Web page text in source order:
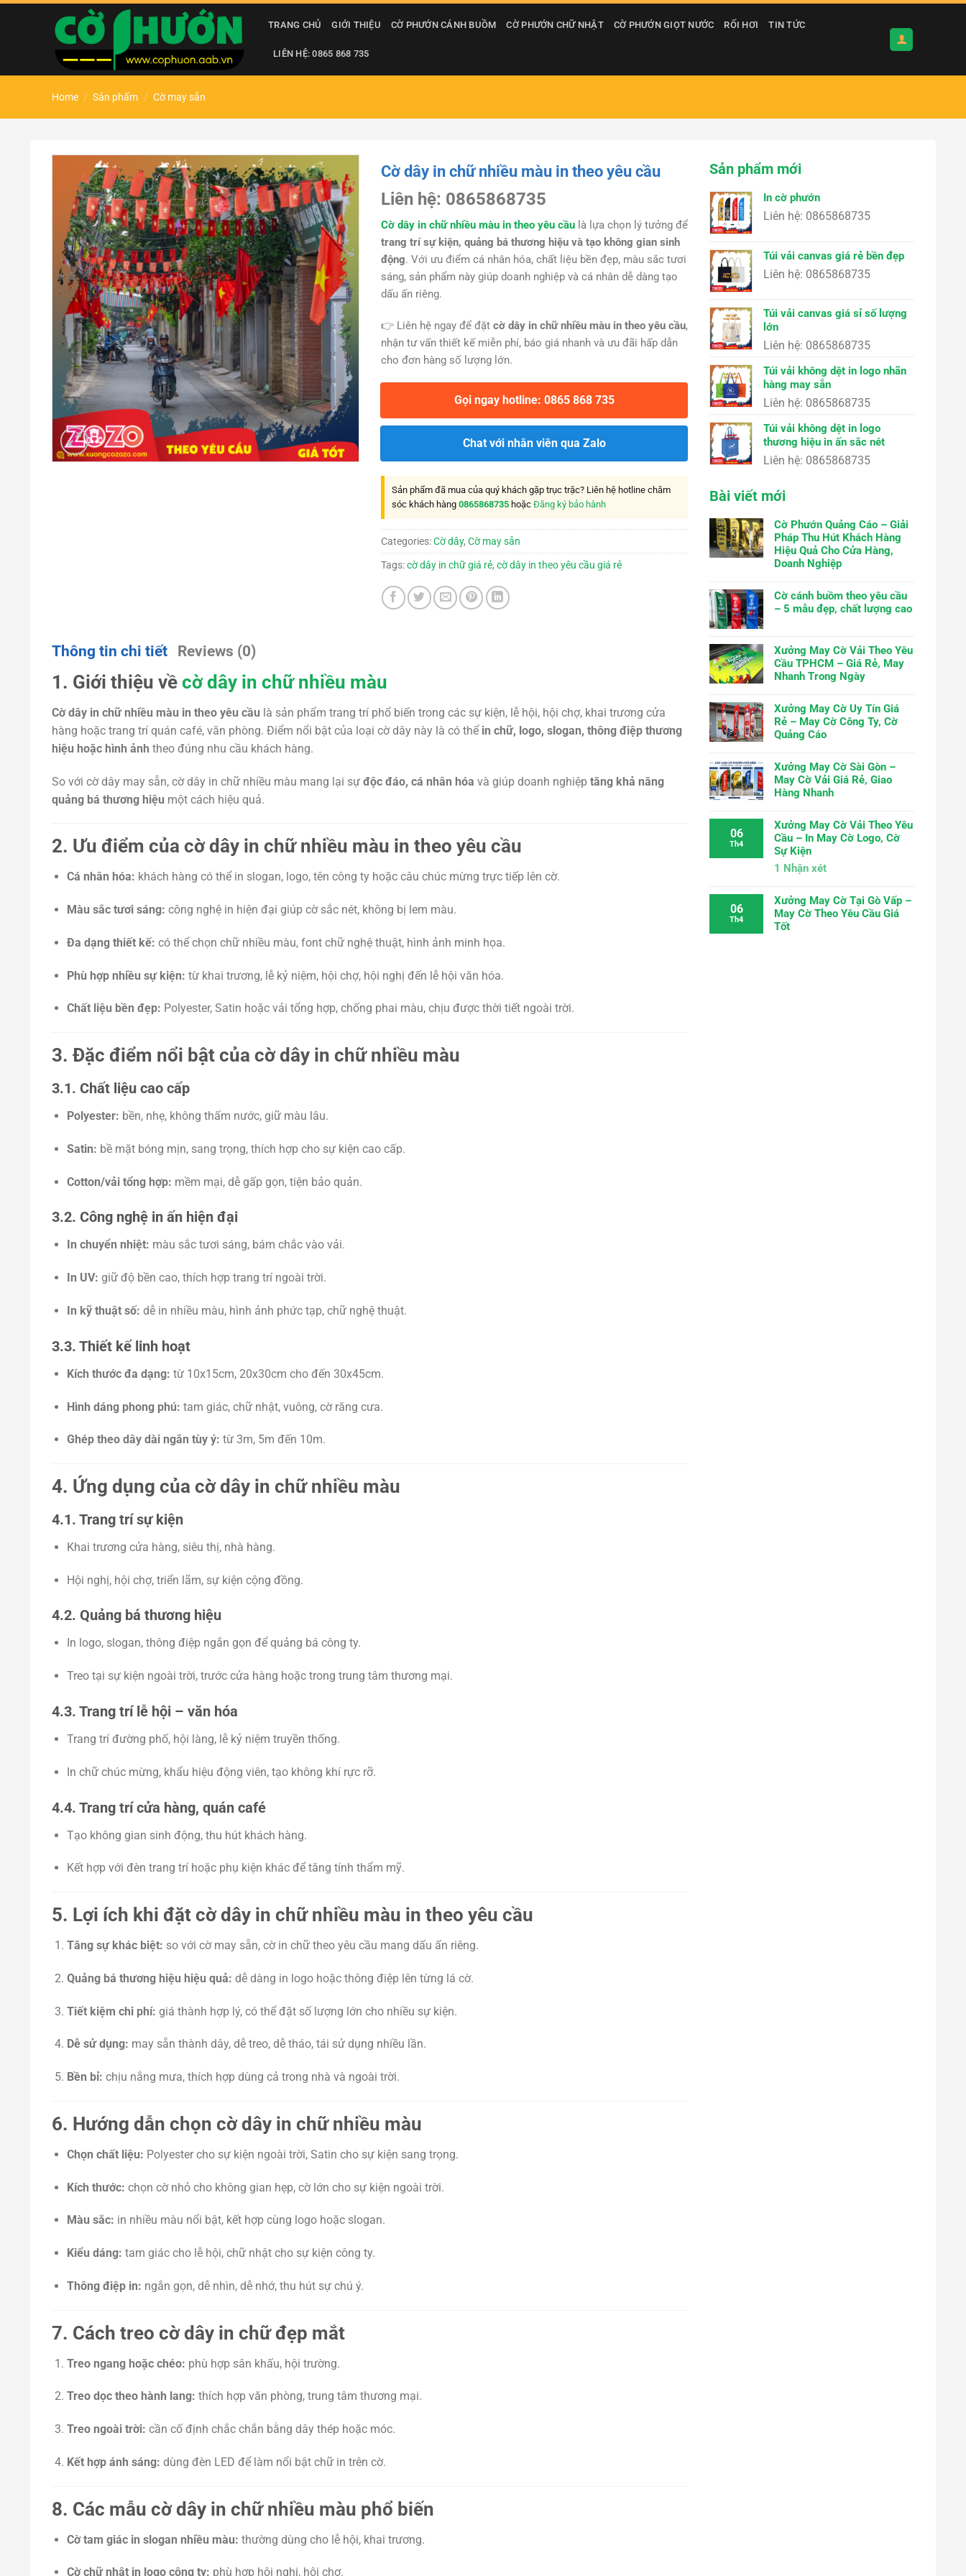
Chuyển
TRANG CHỦ GIỚI THIỆU CỜ PHƯỚN CÁNH BUỒM CỜ PHƯỚN CHỮ NHẬT CỜ PHƯỚN GIỌT NƯỚC RỐI HƠI TIN TỨC
LIÊN HỆ: 0865 868 735
Home / Sản phẩm / Cờ may sẵn
Sản phẩm mới
In cờ phướn
Liên hệ: 0865868735
Túi vải canvas giá rẻ bền đẹp
Liên hệ: 0865868735
Túi vải canvas giá sỉ số lượng
lớn
Liên hệ: 0865868735
Túi vải không dệt in logo nhãn
hàng may sẵn
Liên hệ: 0865868735
Túi vải không dệt in logo
thương hiệu in ấn sắc nét
Liên hệ: 0865868735
Bài viết mới
Cờ Phướn Quảng Cáo – Giải
Pháp Thu Hút Khách Hàng
Hiệu Quả Cho Cửa Hàng,
Doanh Nghiệp
Cờ cánh buồm theo yêu cầu
– 5 mẫu đẹp, chất lượng cao
Xưởng May Cờ Vải Theo Yêu
Cầu TPHCM – Giá Rẻ, May
Nhanh Trong Ngày
Xưởng May Cờ Uy Tín Giá
Rẻ – May Cờ Công Ty, Cờ
Quảng Cáo
Xưởng May Cờ Sài Gòn –
May Cờ Vải Giá Rẻ, Giao
Hàng Nhanh
06
Th4
Xưởng May Cờ Vải Theo Yêu
Cầu – In May Cờ Logo, Cờ
Sự Kiện
1 Nhận xét
06
Th4
Xưởng May Cờ Tại Gò Vấp –
May Cờ Theo Yêu Cầu Giá
Tốt
Cờ dây in chữ nhiều màu in theo yêu cầu
Liên hệ: 0865868735
Cờ dây in chữ nhiều màu in theo yêu cầulà lựa chọn lý tưởng để
trang trí sự kiện, quảng bá thương hiệu và tạo không gian sinh
động. Với ưu điểm cá nhân hóa, chất liệu bền đẹp, màu sắc tươi
sáng, sản phẩm này giúp doanh nghiệp và cá nhân dễ dàng tạo
dấu ấn riêng.
👉 Liên hệ ngay để đặt cờ dây in chữ nhiều màu in theo yêu cầu,
nhận tư vấn thiết kế miễn phí, báo giá nhanh và ưu đãi hấp dẫn
cho đơn hàng số lượng lớn.
Gọi ngay hotline: 0865 868 735
Chat với nhân viên qua Zalo
Sản phẩm đã mua của quý khách gặp trục trặc? Liên hệ hotline chăm
sóc khách hàng 0865868735hoặc Đăng ký bảo hành
Categories:Cờ dây, Cờ may sẵn
Tags:cờ dây in chữ giá rẻ, cờ dây in theo yêu cầu giá rẻ
Thông tin chi tiết Reviews (0)
1. Giới thiệu về cờ dây in chữ nhiều màu
Cờ dây in chữ nhiều màu in theo yêu cầu là sản phẩm trang trí phổ biến trong các sự kiện, lễ hội, hội chợ, khai trương cửa
hàng hoặc trang trí quán café, văn phòng. Điểm nổi bật của loại cờ dây này là có thể in chữ, logo, slogan, thông điệp thương
hiệu hoặc hình ảnh theo đúng nhu cầu khách hàng.
So với cờ dây may sẵn, cờ dây in chữ nhiều màu mang lại sự độc đáo, cá nhân hóa và giúp doanh nghiệp tăng khả năng
quảng bá thương hiệu một cách hiệu quả.
2. Ưu điểm của cờ dây in chữ nhiều màu in theo yêu cầu
Cá nhân hóa: khách hàng có thể in slogan, logo, tên công ty hoặc câu chúc mừng trực tiếp lên cờ.
Màu sắc tươi sáng: công nghệ in hiện đại giúp cờ sắc nét, không bị lem màu.
Đa dạng thiết kế: có thể chọn chữ nhiều màu, font chữ nghệ thuật, hình ảnh minh họa.
Phù hợp nhiều sự kiện: từ khai trương, lễ kỷ niệm, hội chợ, hội nghị đến lễ hội văn hóa.
Chất liệu bền đẹp: Polyester, Satin hoặc vải tổng hợp, chống phai màu, chịu được thời tiết ngoài trời.
3. Đặc điểm nổi bật của cờ dây in chữ nhiều màu
3.1. Chất liệu cao cấp
Polyester: bền, nhẹ, không thấm nước, giữ màu lâu.
Satin: bề mặt bóng mịn, sang trọng, thích hợp cho sự kiện cao cấp.
Cotton/vải tổng hợp: mềm mại, dễ gấp gọn, tiện bảo quản.
3.2. Công nghệ in ấn hiện đại
In chuyển nhiệt: màu sắc tươi sáng, bám chắc vào vải.
In UV: giữ độ bền cao, thích hợp trang trí ngoài trời.
In kỹ thuật số: dễ in nhiều màu, hình ảnh phức tạp, chữ nghệ thuật.
3.3. Thiết kế linh hoạt
Kích thước đa dạng: từ 10x15cm, 20x30cm cho đến 30x45cm.
Hình dáng phong phú: tam giác, chữ nhật, vuông, cờ răng cưa.
Ghép theo dây dài ngắn tùy ý: từ 3m, 5m đến 10m.
4. Ứng dụng của cờ dây in chữ nhiều màu
4.1. Trang trí sự kiện
Khai trương cửa hàng, siêu thị, nhà hàng.
Hội nghị, hội chợ, triển lãm, sự kiện cộng đồng.
4.2. Quảng bá thương hiệu
In logo, slogan, thông điệp ngắn gọn để quảng bá công ty.
Treo tại sự kiện ngoài trời, trước cửa hàng hoặc trong trung tâm thương mại.
4.3. Trang trí lễ hội – văn hóa
Trang trí đường phố, hội làng, lễ kỷ niệm truyền thống.
In chữ chúc mừng, khẩu hiệu động viên, tạo không khí rực rỡ.
4.4. Trang trí cửa hàng, quán café
Tạo không gian sinh động, thu hút khách hàng.
Kết hợp với đèn trang trí hoặc phụ kiện khác để tăng tính thẩm mỹ.
5. Lợi ích khi đặt cờ dây in chữ nhiều màu in theo yêu cầu
Tăng sự khác biệt: so với cờ may sẵn, cờ in chữ theo yêu cầu mang dấu ấn riêng.
Quảng bá thương hiệu hiệu quả: dễ dàng in logo hoặc thông điệp lên từng lá cờ.
Tiết kiệm chi phí: giá thành hợp lý, có thể đặt số lượng lớn cho nhiều sự kiện.
Dễ sử dụng: may sẵn thành dây, dễ treo, dễ tháo, tái sử dụng nhiều lần.
Bền bỉ: chịu nắng mưa, thích hợp dùng cả trong nhà và ngoài trời.
6. Hướng dẫn chọn cờ dây in chữ nhiều màu
Chọn chất liệu: Polyester cho sự kiện ngoài trời, Satin cho sự kiện sang trọng.
Kích thước: chọn cờ nhỏ cho không gian hẹp, cờ lớn cho sự kiện ngoài trời.
Màu sắc: in nhiều màu nổi bật, kết hợp cùng logo hoặc slogan.
Kiểu dáng: tam giác cho lễ hội, chữ nhật cho sự kiện công ty.
Thông điệp in: ngắn gọn, dễ nhìn, dễ nhớ, thu hút sự chú ý.
7. Cách treo cờ dây in chữ đẹp mắt
Treo ngang hoặc chéo: phù hợp sân khấu, hội trường.
Treo dọc theo hành lang: thích hợp văn phòng, trung tâm thương mại.
Treo ngoài trời: cần cố định chắc chắn bằng dây thép hoặc móc.
Kết hợp ánh sáng: dùng đèn LED để làm nổi bật chữ in trên cờ.
8. Các mẫu cờ dây in chữ nhiều màu phổ biến
Cờ tam giác in slogan nhiều màu: thường dùng cho lễ hội, khai trương.
Cờ chữ nhật in logo công ty: phù hợp hội nghị, hội chợ.